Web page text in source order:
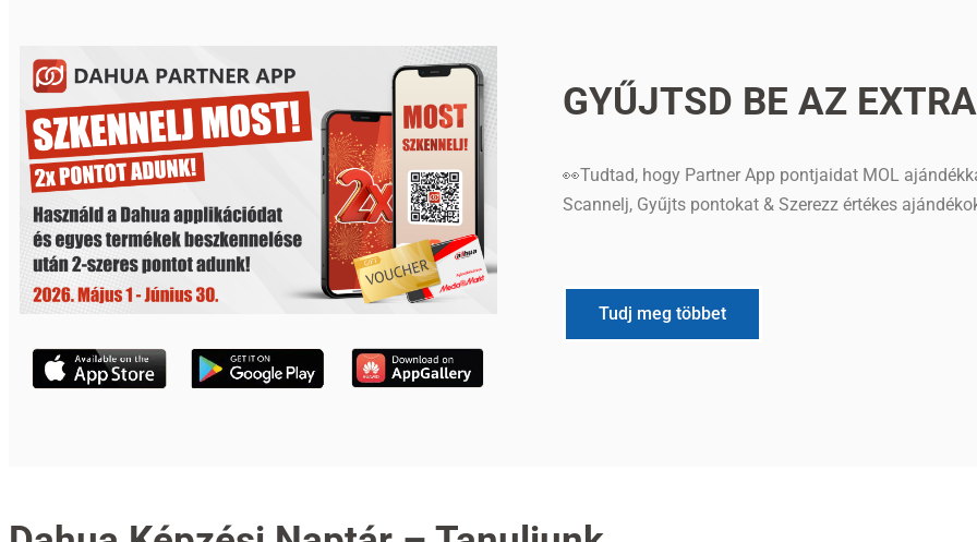
Ismerd meg a Dahua hazai és
nemzetközi referenciáit!
GYŰJTSD BE AZ
👀Tudtad, hogy Partner App pontjaidat MOL
Scannelj, Gyűjts pontokat & Szerezz értékes
Tudj meg többet